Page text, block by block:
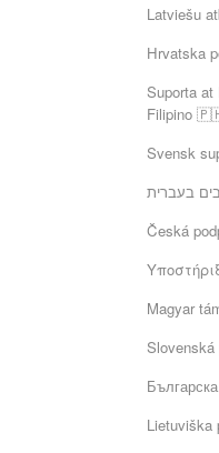
Latviešu
Hrvatska
Suporta at
Filipino
Svensk
Česká
Magyar